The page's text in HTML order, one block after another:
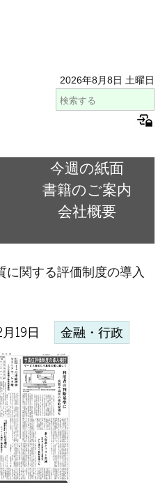
2026年8月8日 土曜日
今週の紙面
書籍のご案内
会社概要
に関する評価制度の導入
19日 金融・行政